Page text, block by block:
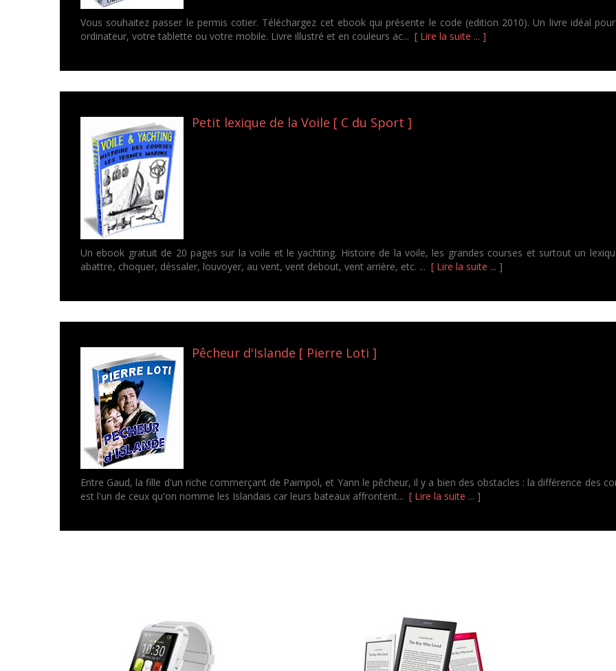
Vous souhaitez passer le permis cotier. Téléchargez cet ebook qui présente le code (edition 2010). Un livre idéal
ordinateur, votre tablette ou votre mobile. Livre illustré et en couleurs ac... [ Lire la suite ... ]
Petit lexique de la Voile [ C du Sport ]
Un ebook gratuit de 20 pages sur la voile et le yachting. Histoire de la voile, les grandes courses et surtout un
abattre, choquer, déssaler, louvoyer, au vent, vent debout, vent arrière, etc. ... [ Lire la suite ... ]
Pêcheur d'Islande [ Pierre Loti ]
Entre Gaud, la fille d'un riche commerçant de Paimpol, et Yann le pêcheur, il y a bien des obstacles : la différence des
est l'un de ceux qu'on nomme les Islandais car leurs bateaux affrontent... [ Lire la suite ... ]